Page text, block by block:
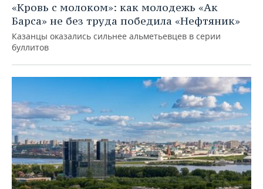
«Кровь с молоком»: как молодежь «Ак
Барса» не без труда победила «Нефтяник»
Казанцы оказались сильнее альметьевцев в серии
буллитов